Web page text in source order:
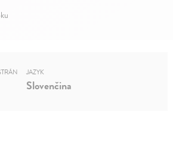
JAZYK
Slovenčina